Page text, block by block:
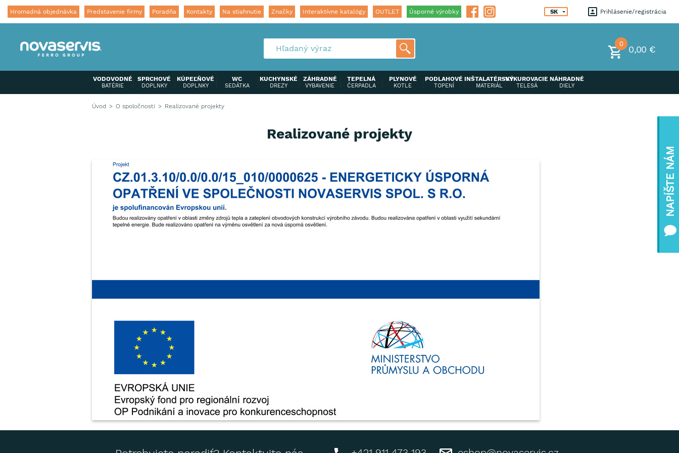
Prihlásenie registrácia
Hromadná objednávka Predstavenie firmy Poradňa Kontakty Na stiahnutie Značky Interaktívne katalógy OUTLET Úsporné výrobky SK
0
0,00 €
VODOVODNÉ
BATÉRIE
SPRCHOVÉ
DOPLNKY
KÚPEĽŇOVÉ
DOPLNKY
WC
SEDÁTKA
KUCHYNSKÉ
DREZY
ZÁHRADNÉ
VYBAVENIE
TEPELNÁ
ČERPADLA
PLYNOVÉ
KOTLE
PODLAHOVÉ
TOPENÍ
INŠTALATÉRSKÝ
MATERIÁL
VYKUROVACIE
TELESÁ
NÁHRADNÉ
DIELY
Úvod O spoločnosti Realizované projekty
Realizované projekty
NAPÍŠTE NÁM